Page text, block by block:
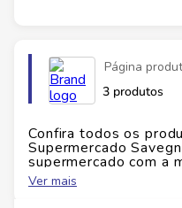
Segurança
evita
firme
Higienemantém a
Ficha Técnica
Marca:Utilix
Capacidade:
Página
3 produtos
Confira todos os
Supermercado
supermercado com a
do Brasil!
Ver mais